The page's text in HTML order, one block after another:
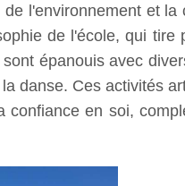
l'environnement et la
de l'école, qui tire
épanouis avec
danse. Ces activités
confiance en soi,